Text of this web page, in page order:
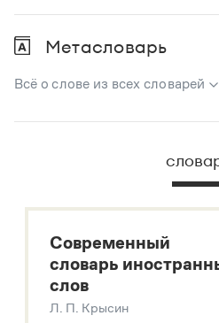
Метасловарь
Всё о слове из всех словарей
В метасловаре Грамоты в
Русский орфографический
Большой толковый словарь
Современный словарь
Звук – технология синтеза
Современный
словарь
слов
Л. П. Крысин